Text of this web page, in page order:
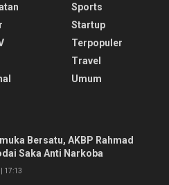
Sports
Startup
Terpopuler
Travel
Umum
Bersatu, AKBP Rahmad
Saka Anti Narkoba
| 17:13